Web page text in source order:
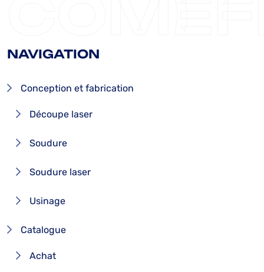
NAVIGATION
Conception et fabrication
Découpe laser
Soudure
Soudure laser
Usinage
Catalogue
Achat